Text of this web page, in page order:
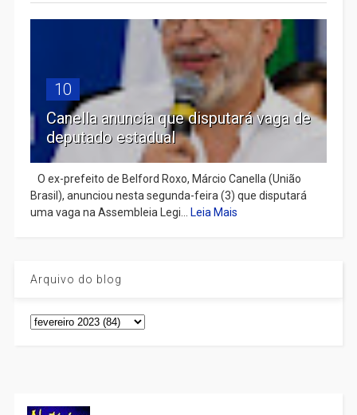
10
Canella anuncia que disputará vaga de
deputado estadual
​ O ex-prefeito de Belford Roxo, Márcio Canella (União
Brasil), anunciou nesta segunda-feira (3) que disputará
uma vaga na Assembleia Legi... Leia Mais
Arquivo do blog